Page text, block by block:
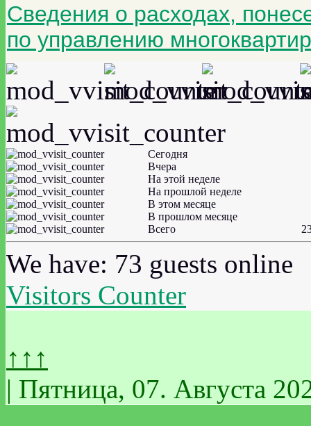
Сведения о расходах,
по управлению
Сегодня
Вчера
На этой неделе
На прошлой неделе
В этом месяце
В прошлом месяце
Всего
We have: 73 guests online
Visitors Counter
↑↑↑
| Пятница, 07. Августа